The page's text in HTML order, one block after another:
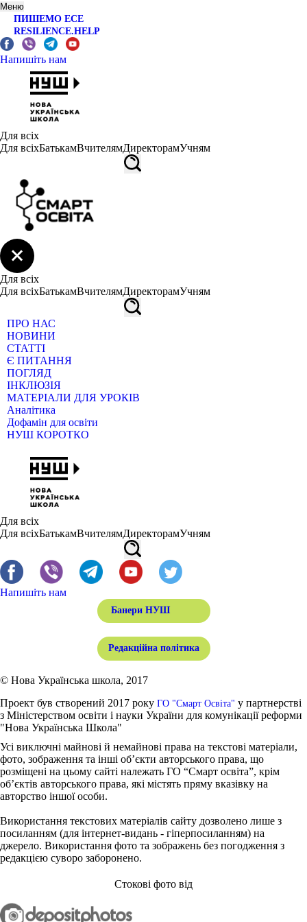
Меню
ПИШЕМО ЕСЕ
RESILIENCE.HELP
Напишіть нам
Для всіх
Для всіхБатькамВчителямДиректорамУчням
Для всіх
Для всіхБатькамВчителямДиректорамУчням
ПРО НАС
НОВИНИ
СТАТТІ
Є ПИТАННЯ
ПОГЛЯД
ІНКЛЮЗІЯ
МАТЕРІАЛИ ДЛЯ УРОКІВ
Аналітика
Дофамін для освіти
НУШ КОРОТКО
Для всіх
Для всіхБатькамВчителямДиректорамУчням
Напишіть нам
Банери НУШ
Редакційна політика
© Нова Українська школа, 2017
Проект був створений 2017 року ГО "Смарт Освіта" у партнерстві
з Міністерством освіти і науки України для комунікації реформи
"Нова Українська Школа"
Усі виключні майнові й немайнові права на текстові матеріали,
фото, зображення та інші об’єкти авторського права, що
розміщені на цьому сайті належать ГО “Смарт освіта”, крім
об’єктів авторського права, які містять пряму вказівку на
авторство іншої особи.
Використання текстових матеріалів сайту дозволено лише з
посиланням (для інтернет-видань - гіперпосиланням) на
джерело. Використання фото та зображень без погодження з
редакцією суворо заборонено.
Стокові фото від